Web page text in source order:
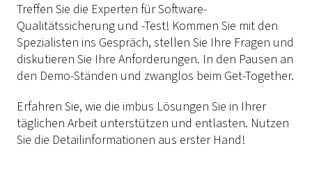
Treffen Sie die Experten für Software-
Qualitätssicherung und -Test! Kommen Sie mit den
Spezialisten ins Gespräch, stellen Sie Ihre Fragen und
diskutieren Sie Ihre Anforderungen. In den Pausen an
den Demo-Ständen und zwanglos beim Get-Together.
Erfahren Sie, wie die imbus Lösungen Sie in Ihrer
täglichen Arbeit unterstützen und entlasten. Nutzen
Sie die Detailinformationen aus erster Hand!